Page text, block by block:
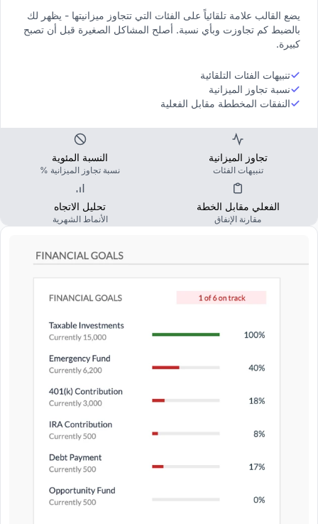
يضع القالب علامة تلقائياً على الفئات التي تتجاوز ميزانيتها - يظهر لك
بالضبط كم تجاوزت وبأي نسبة. أصلح المشاكل الصغيرة قبل أن تصبح
كبيرة.
تنبيهات الفئات التلقائية
نسبة تجاوز الميزانية
النفقات المخططة مقابل الفعلية
تجاوز الميزانية
تنبيهات الفئات
النسبة المئوية
نسبة تجاوز الميزانية %
الفعلي مقابل الخطة
مقارنة الإنفاق
تحليل الاتجاه
الأنماط الشهرية